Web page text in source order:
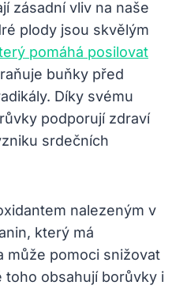
zásadní vliv na naše
plody jsou⁢ skvělým
pomáhá posilovat
buňky před
Díky svému
podporují ‌zdraví
⁢srdečních
nalezeným v‍
který ‌má
může pomoci snižovat
toho obsahují borůvky i